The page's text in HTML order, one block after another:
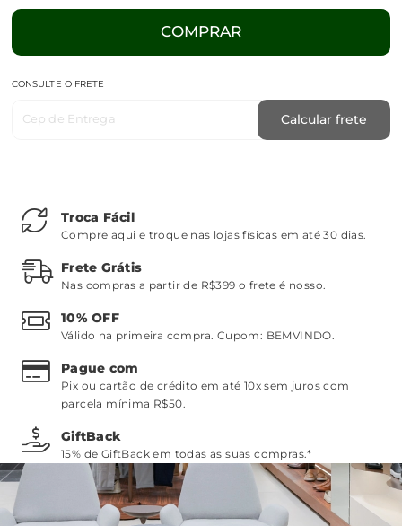
COMPRAR
CONSULTE O FRETE
Cep de Entrega Calcular frete
Troca Fácil
Compre aqui e troque nas lojas físicas em até 30 dias.
Frete Grátis
Nas compras a partir de R$399 o frete é nosso.
10% OFF
Válido na primeira compra. Cupom: BEMVINDO.
Pague com
Pix ou cartão de crédito em até 10x sem juros com
parcela mínima R$50.
GiftBack
15% de GiftBack em todas as suas compras.*